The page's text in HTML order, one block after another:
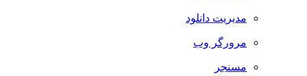
مدیریت دانلود
مرورگر وب
مسنجر